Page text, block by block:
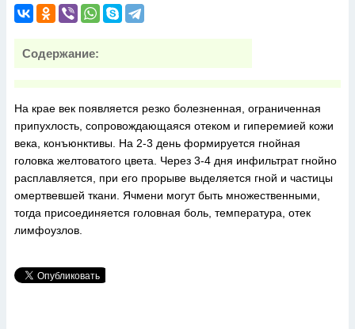
Содержание:
На крае век появляется резко болезненная, ограниченная
припухлость, сопровождающаяся отеком и гиперемией кожи
века, конъюнктивы. На 2-3 день формируется гнойная
головка желтоватого цвета. Через 3-4 дня инфильтрат гнойно
расплавляется, при его прорыве выделяется гной и частицы
омертвевшей ткани. Ячмени могут быть множественными,
тогда присоединяется головная боль, температура, отек
лимфоузлов.